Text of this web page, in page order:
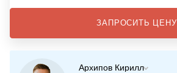
ЗАПРОСИТЬ ЦЕНУ
Архипов Кирилл